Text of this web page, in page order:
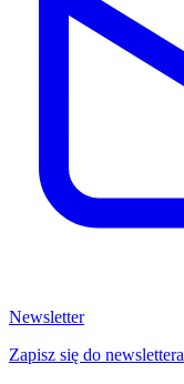
Newsletter
Zapisz się do newslettera